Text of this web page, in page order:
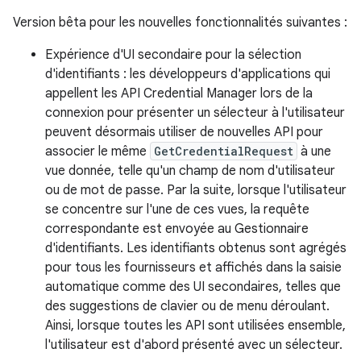
Version bêta pour les nouvelles fonctionnalités suivantes :
Expérience d'UI secondaire pour la sélection
d'identifiants : les développeurs d'applications qui
appellent les API Credential Manager lors de la
connexion pour présenter un sélecteur à l'utilisateur
peuvent désormais utiliser de nouvelles API pour
associer le même GetCredentialRequest à une
vue donnée, telle qu'un champ de nom d'utilisateur
ou de mot de passe. Par la suite, lorsque l'utilisateur
se concentre sur l'une de ces vues, la requête
correspondante est envoyée au Gestionnaire
d'identifiants. Les identifiants obtenus sont agrégés
pour tous les fournisseurs et affichés dans la saisie
automatique comme des UI secondaires, telles que
des suggestions de clavier ou de menu déroulant.
Ainsi, lorsque toutes les API sont utilisées ensemble,
l'utilisateur est d'abord présenté avec un sélecteur.